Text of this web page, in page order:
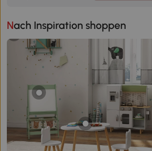
Nach Inspiration shoppen